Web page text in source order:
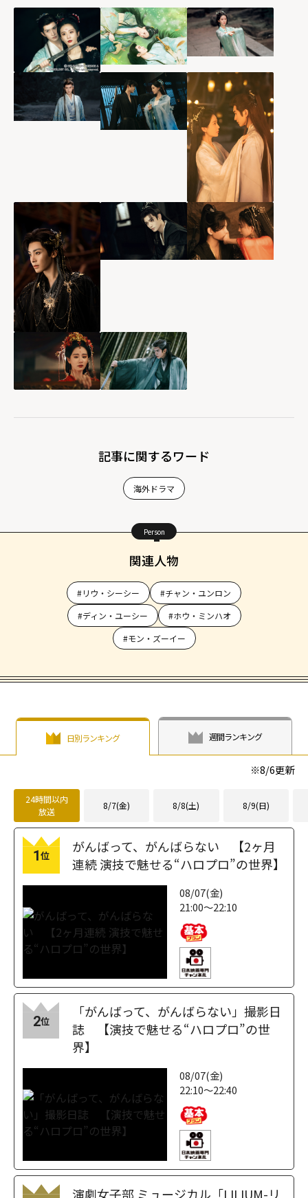
記事に関するワード
海外ドラマ
Person
関連人物
#リウ・シーシー
#チャン・ユンロン
#ディン・ユーシー
#ホウ・ミンハオ
#モン・ズーイー
日別ランキング 週間ランキング
※8/6更新
24時間以内
放送
8/7(金) 8/8(土) 8/9(日)
1位
がんばって、がんばらない 【2ヶ月
連続 演技で魅せる“ハロプロ”の世界】
08/07(金)
21:00～22:10
2位
「がんばって、がんばらない」撮影日
誌 【演技で魅せる“ハロプロ”の世
界】
08/07(金)
22:10～22:40
演劇女子部 ミュージカル「LILIUM-リ